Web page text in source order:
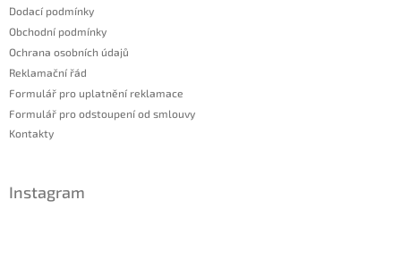
Dodací podmínky
Obchodní podmínky
Ochrana osobních údajů
Reklamační řád
Formulář pro uplatnění reklamace
Formulář pro odstoupení od smlouvy
Kontakty
Instagram